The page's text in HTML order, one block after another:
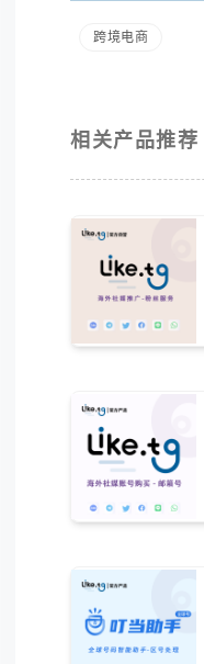
跨境电商
相关产品推荐